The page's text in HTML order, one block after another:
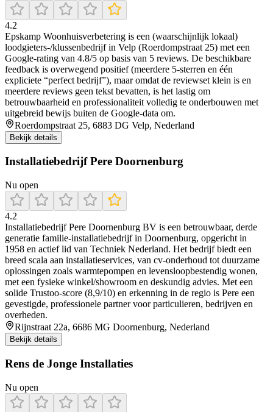
4.2
Epskamp Woonhuisverbetering is een (waarschijnlijk lokaal)
loodgieters-/klussenbedrijf in Velp (Roerdompstraat 25) met een
Google-rating van 4.8/5 op basis van 5 reviews. De beschikbare
feedback is overwegend positief (meerdere 5-sterren en één
expliciete “perfect bedrijf”), maar omdat de reviewset klein is en
meerdere reviews geen tekst bevatten, is het lastig om
betrouwbaarheid en professionaliteit volledig te onderbouwen met
uitgebreid bewijs buiten de Google-data om.
Roerdompstraat 25, 6883 DG Velp, Nederland
Bekijk details
Installatiebedrijf Pere Doornenburg
Nu open
4.2
Installatiebedrijf Pere Doornenburg BV is een betrouwbaar, derde
generatie familie-installatiebedrijf in Doornenburg, opgericht in
1958 en actief lid van Techniek Nederland. Het bedrijf biedt een
breed scala aan installatieservices, van cv-onderhoud tot duurzame
oplossingen zoals warmtepompen en levensloopbestendig wonen,
met een fysieke winkel/showroom en deskundig advies. Met een
solide Trustoo-score (8,9/10) en erkenning in de regio is Pere een
gevestigde, professionele partner voor particulieren, bedrijven en
overheden.
Rijnstraat 22a, 6686 MG Doornenburg, Nederland
Bekijk details
Rens de Jonge Installaties
Nu open